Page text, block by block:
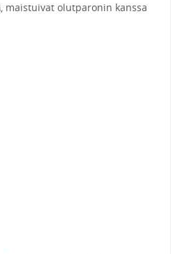
maistuivat olutparonin kanssa